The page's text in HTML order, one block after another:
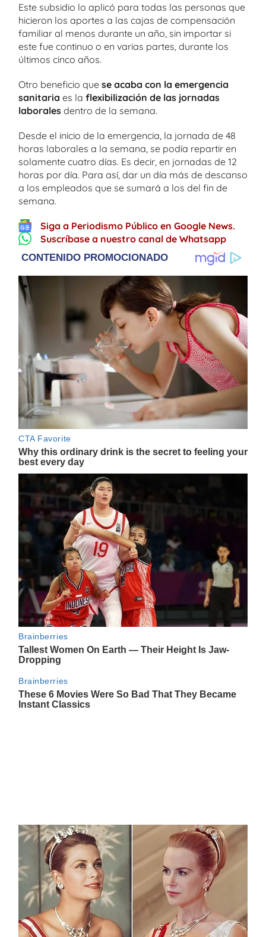
Este subsidio lo aplicó para todas las personas que
hicieron los aportes a las cajas de compensación
familiar al menos durante un año, sin importar si
este fue continuo o en varias partes, durante los
últimos cinco años.
Otro beneficio que se acaba con la emergencia
sanitaria es la flexibilización de las jornadas
laborales dentro de la semana.
Desde el inicio de la emergencia, la jornada de 48
horas laborales a la semana, se podía repartir en
solamente cuatro días. Es decir, en jornadas de 12
horas por día. Para así, dar un día más de descanso
a los empleados que se sumará a los del fin de
semana.
Siga a Periodismo Público en Google News.
Suscríbase a nuestro canal de Whatsapp